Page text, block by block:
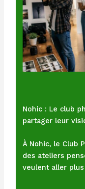
Nohic : Le club
partager leur
À Nohic, le Club
des ateliers
veulent aller